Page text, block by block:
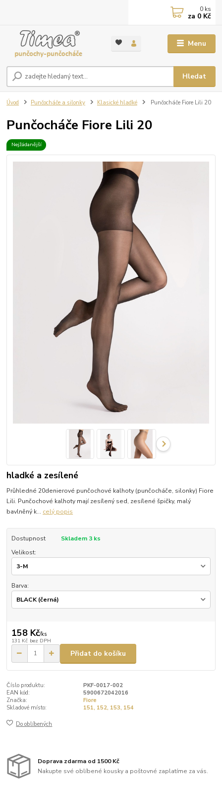
Menu
Hledat
0 ks
za 0 Kč
Úvod Punčocháče a silonky Klasické hladké Punčocháče Fiore Lili 20
Punčocháče Fiore Lili 20
Nejžádanější
hladké a zesílené
Průhledné 20denierové punčochové kalhoty (punčocháče, silonky) Fiore
Lili. Punčochové kalhoty mají zesílený sed, zesílené špičky, malý
bavlněný k... celý popis
Dostupnost
Skladem 3 ks
Velikost:
Barva:
158 Kč/ks
131 Kč bez DPH
Přidat do košíku
Číslo produktu:
PKF-0017-002
EAN kód:
5900672042016
Značka:
Fiore
Skladové místo:
151, 152, 153, 154
Do oblíbených
Doprava zdarma od 1500 Kč
Nakupte své oblíbené kousky a poštovné zaplatíme za vás.